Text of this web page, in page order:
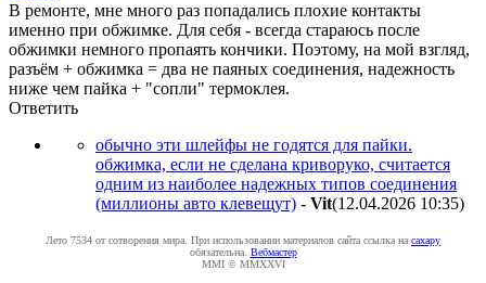
В ремонте, мне много раз попадались плохие контакты
именно при обжимке. Для себя - всегда стараюсь после
обжимки немного пропаять кончики. Поэтому, на мой взгляд,
разъём + обжимка = два не паяных соединения, надежность
ниже чем пайка + "сопли" термоклея.
Ответить
обычно эти шлейфы не годятся для пайки.
обжимка, если не сделана криворуко, считается
одним из наиболее надежных типов соединения
(миллионы авто клевещут) - Vit(12.04.2026 10:35)
Лето 7534 от сотворения мира. При использовании материалов сайта ссылка на caxapу
обязательна. Вебмастер
MMI © MMXXVI